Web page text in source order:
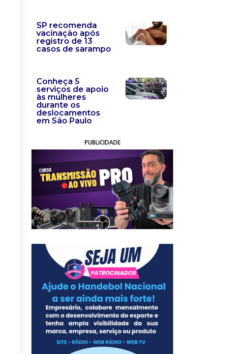
SP recomenda
vacinação após
registro de 13
casos de sarampo
Conheça 5
serviços de apoio
às mulheres
durante os
deslocamentos
em São Paulo
PUBLICIDADE